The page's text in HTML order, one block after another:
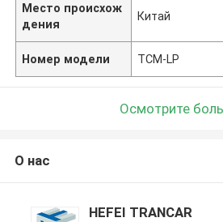
Место происхож
дения
Китай
Номер модели TCM-LP
Осмотрите
О нас
HEFEI TRANCAR